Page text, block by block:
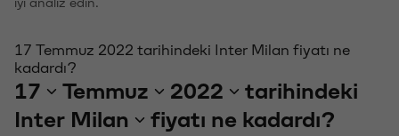
iyi analiz edin.
17 Temmuz 2022 tarihindeki Inter Milan fiyatı ne
kadardı?
17 Temmuz 2022
tarihindeki
Inter Milan
fiyatı ne kadardı?